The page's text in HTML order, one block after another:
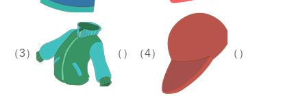
（3） （）（4） （）